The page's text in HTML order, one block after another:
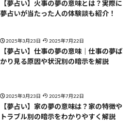
【夢占い】火事の夢の意味とは？実際に
夢占いが当たった人の体験談も紹介！
2025年3月23日 2025年7月22日
【夢占い】仕事の夢の意味｜仕事の夢ば
かり見る原因や状況別の暗示を解説
2025年3月23日 2025年7月22日
【夢占い】家の夢の意味は？家の特徴や
トラブル別の暗示をわかりやすく解説